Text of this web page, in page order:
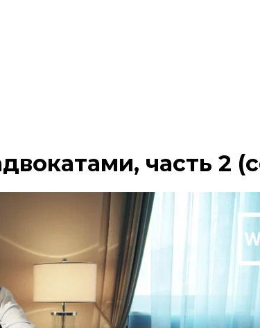
часть 2